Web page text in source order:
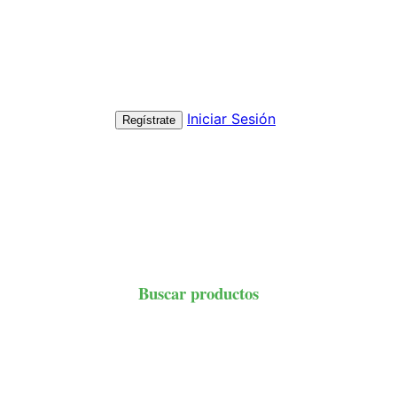
Regístrate Iniciar Sesión
Buscar productos